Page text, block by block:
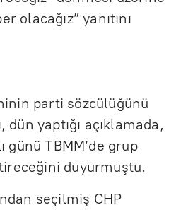
olacağız” yanıtını
parti sözcülüğünü
yaptığı açıklamada,
günü TBMM’de grup
duyurmuştu.
seçilmiş CHP